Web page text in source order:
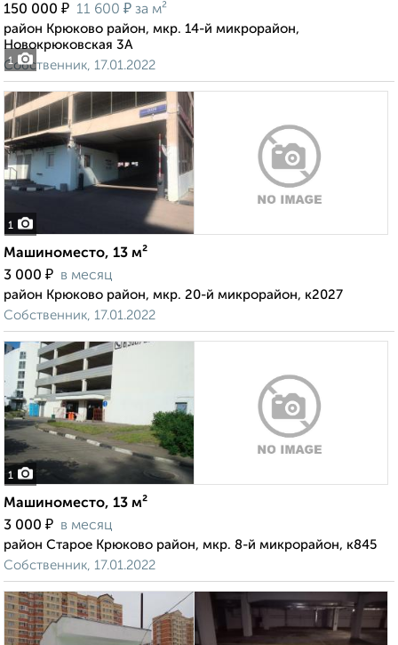
1
150 000 ₽ 11 600 ₽ за м²
район Крюково район, мкр. 14-й микрорайон,
Новокрюковская 3А
Собственник, 17.01.2022
1
Машиноместо, 13 м²
3 000 ₽ в месяц
район Крюково район, мкр. 20-й микрорайон, к2027
Собственник, 17.01.2022
1
Машиноместо, 13 м²
3 000 ₽ в месяц
район Старое Крюково район, мкр. 8-й микрорайон, к845
Собственник, 17.01.2022